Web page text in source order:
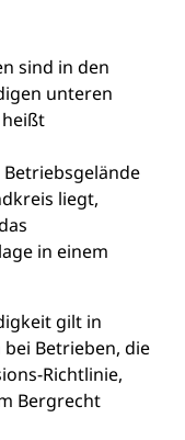
sind in den
unteren
liegt,
in einem
gilt in
Betrieben, die
Richtlinie,
Bergrecht